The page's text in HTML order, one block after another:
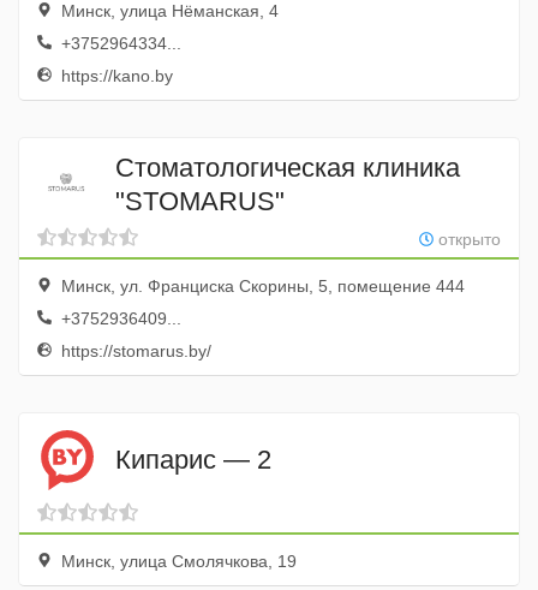
Минск, улица Нёманская, 4
+3752964334...
https://kano.by
Стоматологическая клиника
"STOMARUS"
открыто
Минск, ул. Франциска Скорины, 5, помещение 444
+3752936409...
https://stomarus.by/
Кипарис — 2
Минск, улица Смолячкова, 19